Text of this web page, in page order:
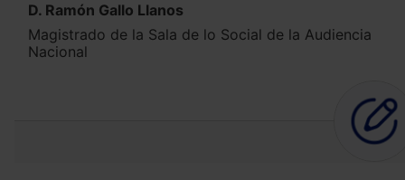
D. Ramón Gallo Llanos
Magistrado de la Sala de lo Social de la Audiencia
Nacional